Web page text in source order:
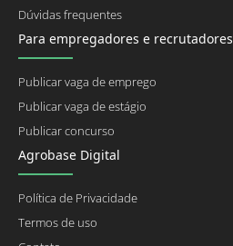
Dúvidas frequentes
Para empregadores e recrutadores
Publicar vaga de emprego
Publicar vaga de estágio
Publicar concurso
Agrobase Digital
Política de Privacidade
Termos de uso